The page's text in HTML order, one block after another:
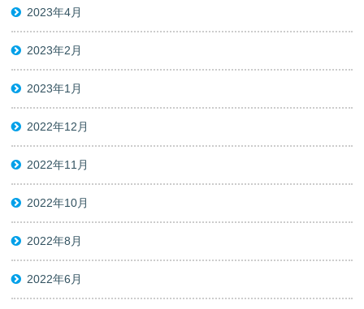
2023年4月
2023年2月
2023年1月
2022年12月
2022年11月
2022年10月
2022年8月
2022年6月